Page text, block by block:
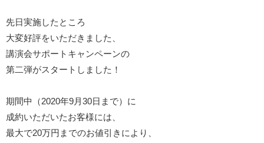
先日実施したところ
大変好評をいただきました、
講演会サポートキャンペーンの
第二弾がスタートしました！
期間中（2020年9月30日まで）に
成約いただいたお客様には、
最大で20万円までのお値引きにより、